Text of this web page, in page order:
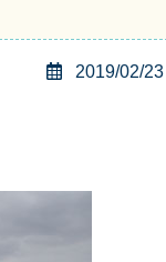
2019/02/23